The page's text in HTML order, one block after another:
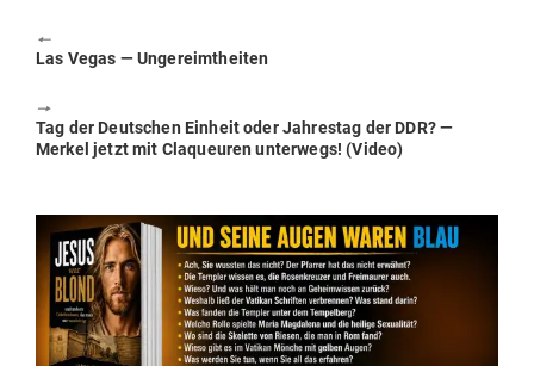
🠔
Previous
Las Vegas — Ungereimtheiten
🠖
Next
post:
Tag der Deut­schen Einheit oder Jah­restag der DDR? —
Merkel jetzt mit Cla­queuren unterwegs! (Video)